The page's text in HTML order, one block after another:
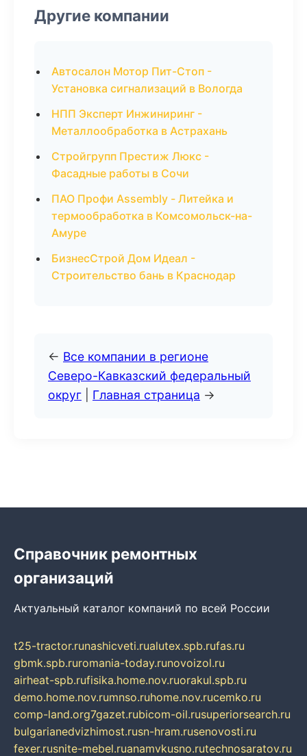
Другие компании
Автосалон Мотор Пит-Стоп -
Установка сигнализаций в Вологда
НПП Эксперт Инжиниринг -
Металлообработка в Астрахань
Стройгрупп Престиж Люкс -
Фасадные работы в Сочи
ПАО Профи Assembly - Литейка и
термообработка в Комсомольск-на-
Амуре
БизнесСтрой Дом Идеал -
Строительство бань в Краснодар
← Все компании в регионе
Северо-Кавказский федеральный
округ
Главная страница →
Справочник ремонтных
организаций
Актуальный каталог компаний по всей России
t25-tractor.runashicveti.rualutex.spb.rufas.ru
gbmk.spb.ruromania-today.runovoizol.ru
airheat-spb.rufisika.home.nov.ruorakul.spb.ru
demo.home.nov.rumnso.ruhome.nov.rucemko.ru
comp-land.org7gazet.rubicom-oil.rusuperiorsearch.ru
bulgarianedvizhimost.rusn-hram.rusenovosti.ru
fexer.rusnite-mebel.ruanamvkusno.rutechnosaratov.ru